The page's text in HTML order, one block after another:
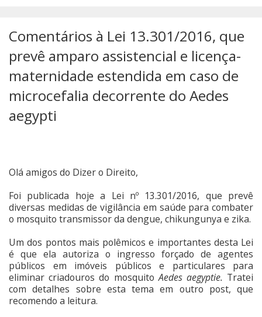
Comentários à Lei 13.301/2016, que
prevê amparo assistencial e licença-
maternidade estendida em caso de
microcefalia decorrente do Aedes
aegypti
Olá amigos do Dizer o Direito,
Foi publicada hoje a Lei nº 13.301/2016, que prevê
diversas medidas de vigilância em saúde para combater
o mosquito transmissor da dengue, chikungunya e zika.
Um dos pontos mais polêmicos e importantes desta Lei
é que ela autoriza o ingresso forçado de agentes
públicos em imóveis públicos e particulares para
eliminar criadouros do mosquitoAedes aegyptie. Tratei
com detalhes sobre esta tema em outro post, que
recomendo a leitura.